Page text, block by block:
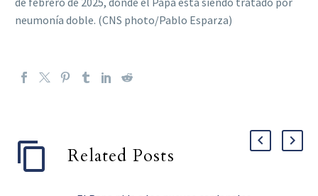
neumonía doble. (CNS photo/Pablo Esparza)
Related Posts